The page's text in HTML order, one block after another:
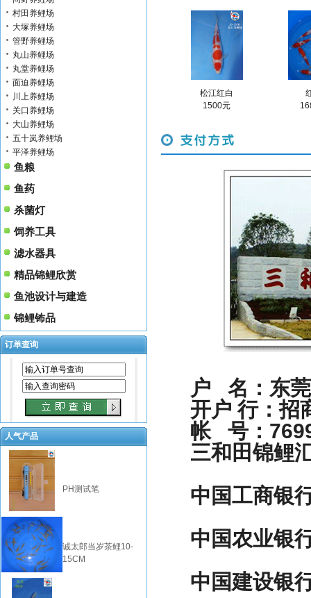
村田养鲤场
大塚养鲤场
管野养鲤场
丸山养鲤场
丸堂养鲤场
面迫养鲤场
川上养鲤场
关口养鲤场
大山养鲤场
五十岚养鲤场
平泽养鲤场
鱼粮
鱼药
杀菌灯
饲养工具
滤水器具
精品锦鲤欣赏
鱼池设计与建造
锦鲤钸品
订单查询
人气产品
PH测试笔
诚太郎当岁茶鲤10-
15CM
松江红白
1500元
户 名：东莞
开户 行：招
帐 号：
三和田锦鲤
中国工商银
中国农业银
中国建设银